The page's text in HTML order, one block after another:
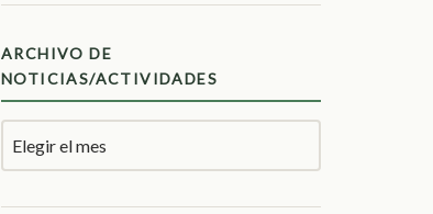
ARCHIVO DE
NOTICIAS/ACTIVIDADES